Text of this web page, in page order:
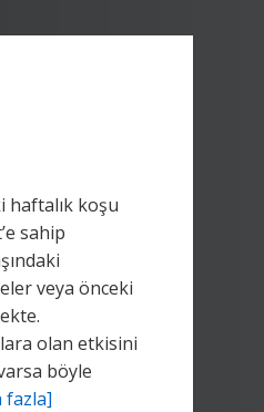
koşu
sahip
veya önceki
olan etkisini
böyle
fazla]